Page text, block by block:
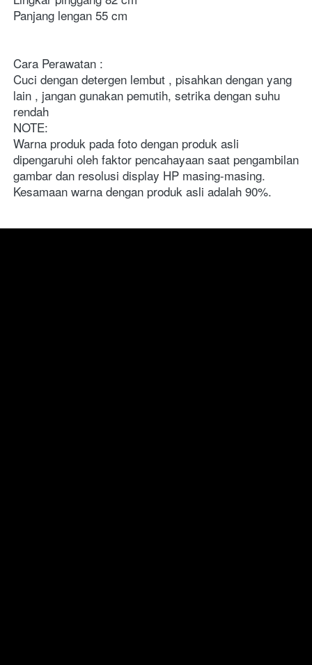
Panjang lengan 55 cm
Cara Perawatan :
Cuci dengan detergen lembut , pisahkan dengan yang
lain , jangan gunakan pemutih, setrika dengan suhu
rendah
NOTE:
Warna produk pada foto dengan produk asli
dipengaruhi oleh faktor pencahayaan saat pengambilan
gambar dan resolusi display HP masing-masing.
Kesamaan warna dengan produk asli adalah 90%.